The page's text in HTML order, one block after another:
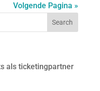
Volgende Pagina »
als ticketingpartner